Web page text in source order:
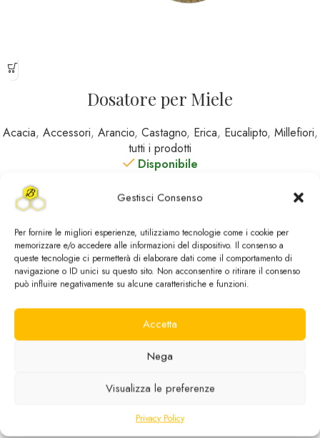
Gestisci Consenso
Per fornire le migliori esperienze, utilizziamo tecnologie come i cookie per
memorizzare e/o accedere alle informazioni del dispositivo. Il consenso a
queste tecnologie ci permetterà di elaborare dati come il comportamento di
navigazione o ID unici su questo sito. Non acconsentire o ritirare il consenso
può influire negativamente su alcune caratteristiche e funzioni.
Accetta
Nega
Visualizza le preferenze
Privacy Policy
Dosatore per Miele
Acacia, Accessori, Arancio, Castagno, Erica, Eucalipto, Millefiori,
tutti i prodotti
Disponibile
4,90€
ECCELLENTE